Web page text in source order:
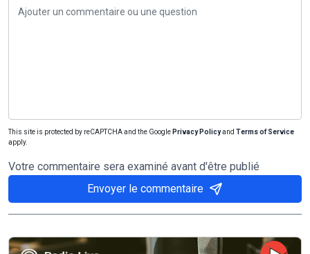
This site is protected by reCAPTCHA and the Google Privacy Policyand Terms of Service
apply.
Votre commentaire sera examiné avant d'être publié
Envoyer le commentaire